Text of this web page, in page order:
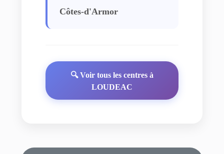
Côtes-d'Armor
🔍 Voir tous les centres à
LOUDEAC